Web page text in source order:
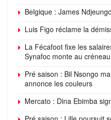
Belgique : James
Luis Figo réclame la
La Fécafoot fixe les
Synafoc monte au
Pré saison : Bil Nsongo
annonce les couleurs
Mercato : Dina Ebimba